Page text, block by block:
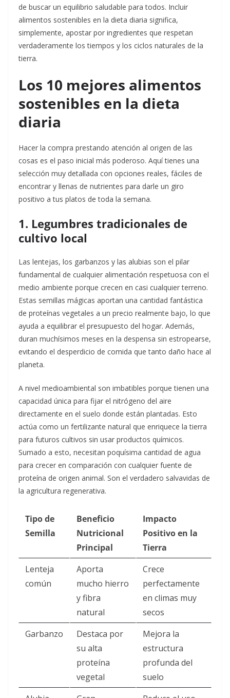
de buscar un equilibrio saludable para todos. Incluir
alimentos sostenibles en la dieta diaria significa,
simplemente, apostar por ingredientes que respetan
verdaderamente los tiempos y los ciclos naturales de la
tierra.
Los 10 mejores alimentos
sostenibles en la dieta
diaria
Hacer la compra prestando atención al origen de las
cosas es el paso inicial más poderoso. Aquí tienes una
selección muy detallada con opciones reales, fáciles de
encontrar y llenas de nutrientes para darle un giro
positivo a tus platos de toda la semana.
1. Legumbres tradicionales de
cultivo local
Las lentejas, los garbanzos y las alubias son el pilar
fundamental de cualquier alimentación respetuosa con el
medio ambiente porque crecen en casi cualquier terreno.
Estas semillas mágicas aportan una cantidad fantástica
de proteínas vegetales a un precio realmente bajo, lo que
ayuda a equilibrar el presupuesto del hogar. Además,
duran muchísimos meses en la despensa sin estropearse,
evitando el desperdicio de comida que tanto daño hace al
planeta.
A nivel medioambiental son imbatibles porque tienen una
capacidad única para fijar el nitrógeno del aire
directamente en el suelo donde están plantadas. Esto
actúa como un fertilizante natural que enriquece la tierra
para futuros cultivos sin usar productos químicos.
Sumado a esto, necesitan poquísima cantidad de agua
para crecer en comparación con cualquier fuente de
proteína de origen animal. Son el verdadero salvavidas de
la agricultura regenerativa.
Tipo de
Semilla
Beneficio
Nutricional
Principal
Impacto
Positivo en la
Tierra
Lenteja
común
Aporta
mucho hierro
y fibra
natural
Crece
perfectamente
en climas muy
secos
Garbanzo
Destaca por
su alta
proteína
vegetal
Mejora la
estructura
profunda del
suelo